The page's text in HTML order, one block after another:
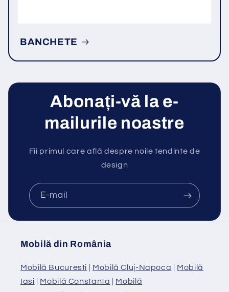
BANCHETE
Abonați-vă la e-
mailurile noastre
Fii primul care află despre noile tendinte de
design
E-mail
Mobilă din România
Mobilă Bucuresti | Mobilă Cluj-Napoca | Mobilă
Iasi | Mobilă Constanta | Mobilă